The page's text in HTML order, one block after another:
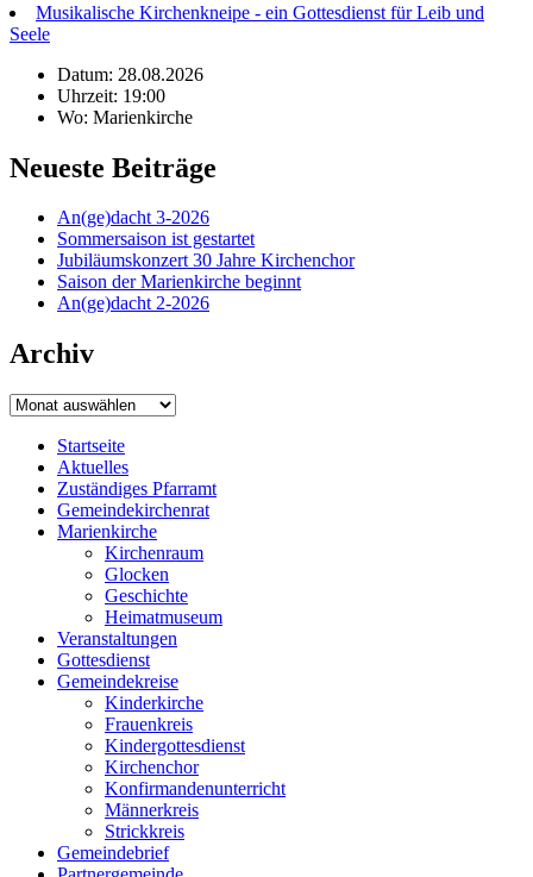
Musikalische Kirchenkneipe - ein Gottesdienst für Leib und
Seele
Datum: 28.08.2026
Uhrzeit: 19:00
Wo: Marienkirche
Neueste Beiträge
An(ge)dacht 3-2026
Sommersaison ist gestartet
Jubiläumskonzert 30 Jahre Kirchenchor
Saison der Marienkirche beginnt
An(ge)dacht 2-2026
Archiv
Archiv
Startseite
Aktuelles
Zuständiges Pfarramt
Gemeindekirchenrat
Marienkirche
Kirchenraum
Glocken
Geschichte
Heimatmuseum
Veranstaltungen
Gottesdienst
Gemeindekreise
Kinderkirche
Frauenkreis
Kindergottesdienst
Kirchenchor
Konfirmandenunterricht
Männerkreis
Strickkreis
Gemeindebrief